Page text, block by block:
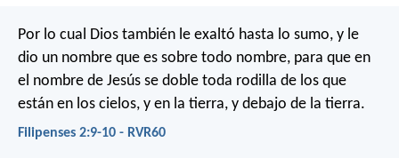
Por lo cual Dios también le exaltó hasta lo sumo, y le
dio un nombre que es sobre todo nombre, para que en
el nombre de Jesús se doble toda rodilla de los que
están en los cielos, y en la tierra, y debajo de la tierra.
Filipenses 2:9-10 - RVR60